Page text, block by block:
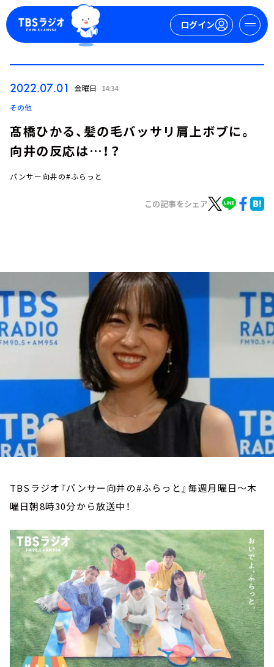
ログイン
イベント・グッズ
YouTube
会社情報
2022.07.01 金曜日 14:34
その他
髙橋ひかる、髪の毛バッサリ肩上ボブに。
向井の反応は…！？
パンサー向井の#ふらっと
この記事をシェア
TBSラジオ『パンサー向井の#ふらっと』毎週月曜日～木
曜日朝8時30分から放送中！